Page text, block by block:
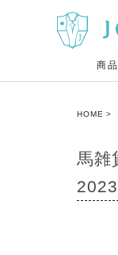
商
HOME
馬雑